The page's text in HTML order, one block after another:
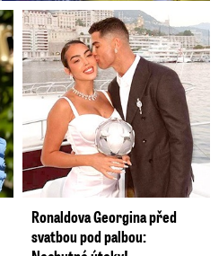
Ronaldova Georgina před
svatbou pod palbou: